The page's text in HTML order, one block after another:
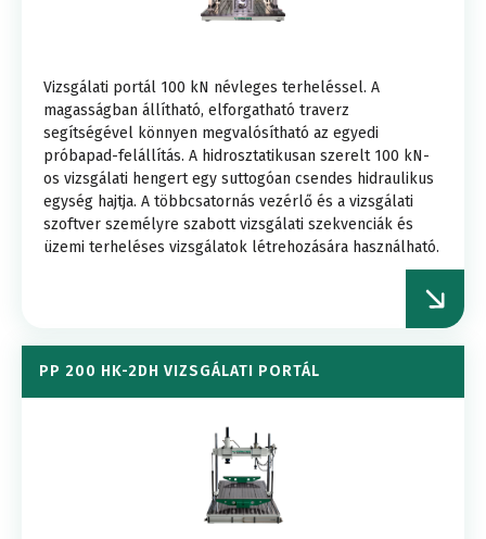
Vizsgálati portál 100 kN névleges terheléssel. A
magasságban állítható, elforgatható traverz
segítségével könnyen megvalósítható az egyedi
próbapad-felállítás. A hidrosztatikusan szerelt 100 kN-
os vizsgálati hengert egy suttogóan csendes hidraulikus
egység hajtja. A többcsatornás vezérlő és a vizsgálati
szoftver személyre szabott vizsgálati szekvenciák és
üzemi terheléses vizsgálatok létrehozására használható.
PP 200 HK-2DH VIZSGÁLATI PORTÁL